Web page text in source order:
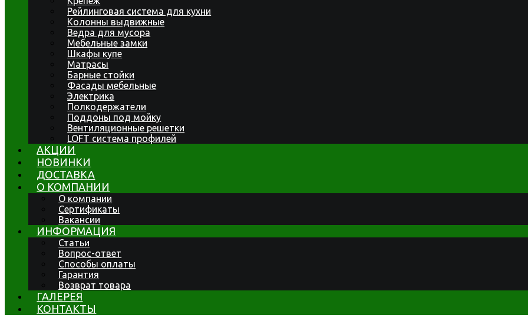
Рейлинговая система для кухни
Колонны выдвижные
Ведра для мусора
Мебельные замки
Шкафы купе
Матрасы
Барные стойки
Фасады мебельные
Электрика
Полкодержатели
Поддоны под мойку
Вентиляционные решетки
LOFT система профилей
АКЦИИ
НОВИНКИ
ДОСТАВКА
О КОМПАНИИ
О компании
Сертификаты
Вакансии
ИНФОРМАЦИЯ
Статьи
Вопрос-ответ
Способы оплаты
Гарантия
Возврат товара
ГАЛЕРЕЯ
КОНТАКТЫ